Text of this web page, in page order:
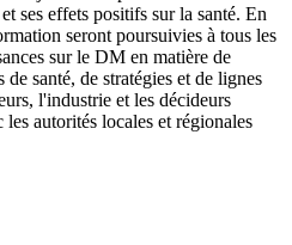
ses effets positifs sur la santé. En
seront poursuivies à tous les
sur le DM en matière de
santé, de stratégies et de lignes
l'industrie et les décideurs
autorités locales et régionales